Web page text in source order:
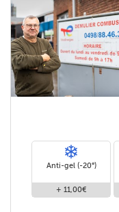
Anti-gel (-20°)
+ 11,00€